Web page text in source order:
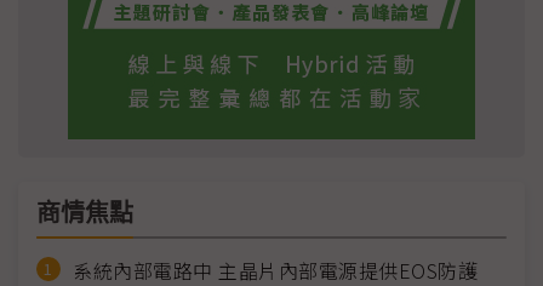
商情焦點
系統內部電路中 主晶片內部電源提供EOS防護